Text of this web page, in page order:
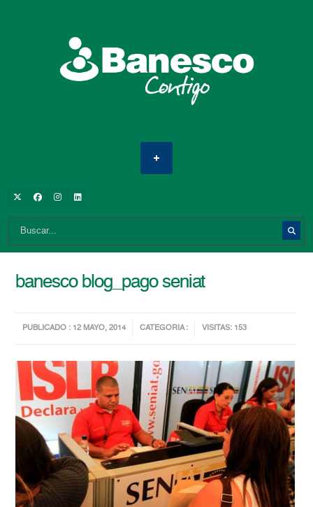
banesco blog_pago seniat
PUBLICADO : 12 MAYO, 2014 CATEGORIA : VISITAS: 153